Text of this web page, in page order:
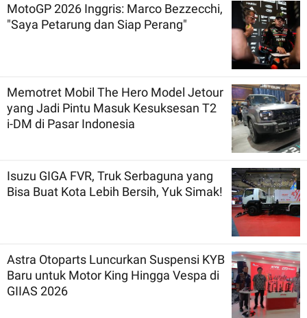
MotoGP 2026 Inggris: Marco Bezzecchi,
"Saya Petarung dan Siap Perang"
Memotret Mobil The Hero Model Jetour
yang Jadi Pintu Masuk Kesuksesan T2
i-DM di Pasar Indonesia
Isuzu GIGA FVR, Truk Serbaguna yang
Bisa Buat Kota Lebih Bersih, Yuk Simak!
Astra Otoparts Luncurkan Suspensi KYB
Baru untuk Motor King Hingga Vespa di
GIIAS 2026